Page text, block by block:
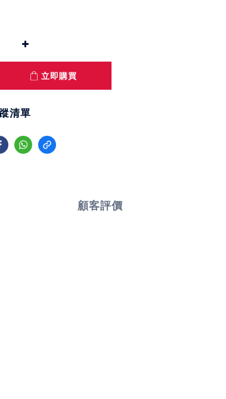
立即購買
清單
顧客評價